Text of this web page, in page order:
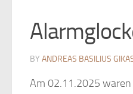
BY ANDREAS BASILIUS
Am 02.11.2025